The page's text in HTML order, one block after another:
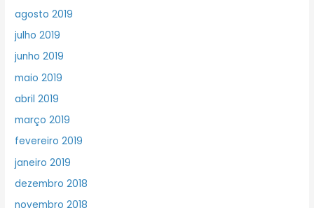
agosto 2019
julho 2019
junho 2019
maio 2019
abril 2019
março 2019
fevereiro 2019
janeiro 2019
dezembro 2018
novembro 2018